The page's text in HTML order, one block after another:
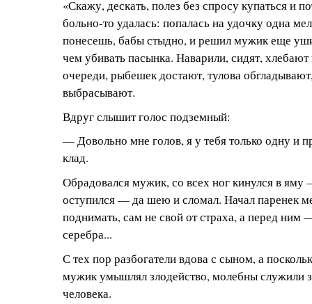
«Скажу, дескать, полез без спросу купаться и
больно-то удалась: попалась на удочку одна
понесешь, бабы стыдно, и решил мужик еще
чем убивать пасынка. Наварили, сидят, хлебают
очереди, рыбешек достают, тулова
выбрасывают.
Вдруг слышит голос подземный:
— Довольно мне голов, я у тебя только одну и
клад.
Обрадовался мужик, со всех ног кинулся в
оступился — да шею и сломал. Начал паренек
поднимать, сам не свой от страха, а перед ним
серебра...
С тех пор разбогатели вдова с сыном, а
мужик умышлял злодейство, молебны служили
человека.